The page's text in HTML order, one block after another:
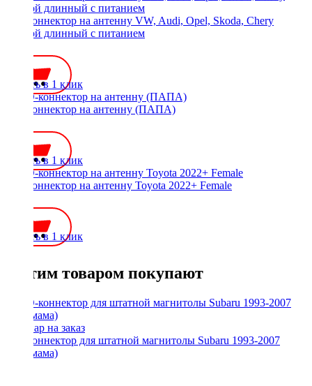
ISO-коннектор на антенну VW, Audi, Opel, Skoda, Chery
прямой длинный с питанием
Купить в 1 клик
ISO-коннектор на антенну (ПАПА)
Купить в 1 клик
ISO-коннектор на антенну Toyota 2022+ Female
Купить в 1 клик
С этим товаром покупают
ISO-коннектор для штатной магнитолы Subaru 1993-2007
(ISO-мама)